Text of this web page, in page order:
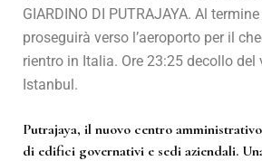
GIARDINO DI PUTRAJAYA. Al
proseguirà verso l’aeroporto per il
rientro in Italia. Ore 23:25 decollo del
Istanbul.
Putrajaya, il nuovo centro
di edifici governativi e sedi aziendali.